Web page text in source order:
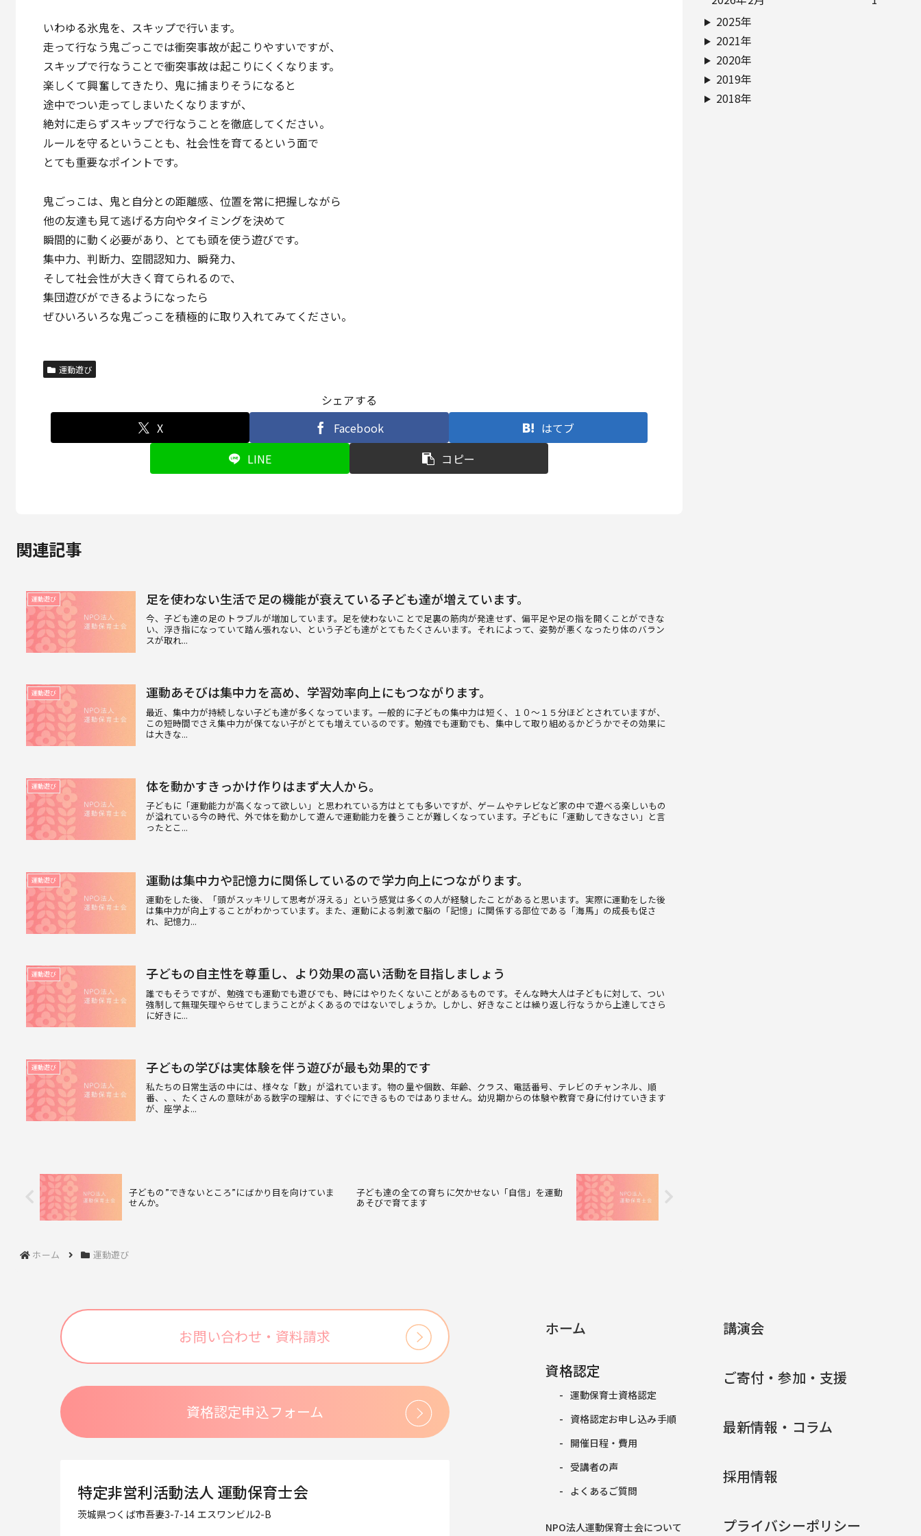
いわゆる氷鬼を、スキップで行います。
走って行なう鬼ごっこでは衝突事故が起こりやすいですが、
スキップで行なうことで衝突事故は起こりにくくなります。
楽しくて興奮してきたり、鬼に捕まりそうになると
途中でつい走ってしまいたくなりますが、
絶対に走らずスキップで行なうことを徹底してください。
ルールを守るということも、社会性を育てるという面で
とても重要なポイントです。
鬼ごっこは、鬼と自分との距離感、位置を常に把握しながら
他の友達も見て逃げる方向やタイミングを決めて
瞬間的に動く必要があり、とても頭を使う遊びです。
集中力、判断力、空間認知力、瞬発力、
そして社会性が大きく育てられるので、
集団遊びができるようになったら
ぜひいろいろな鬼ごっこを積極的に取り入れてみてください。
運動遊び
シェアする
X
Facebook
はてブ
LINE
コピー
関連記事
運動遊び 足を使わない生活で足の機能が衰えている子ども達が増えています。
今、子ども達の足のトラブルが増加しています。足を使わないことで足裏の筋肉が発達せず、偏平足や足の指を開くことができな
い、浮き指になっていて踏ん張れない、という子ども達がとてもたくさんいます。それによって、姿勢が悪くなったり体のバラン
スが取れ...
運動遊び 運動あそびは集中力を高め、学習効率向上にもつながります。
最近、集中力が持続しない子ども達が多くなっています。一般的に子どもの集中力は短く、１０～１５分ほどとされていますが、
この短時間でさえ集中力が保てない子がとても増えているのです。勉強でも運動でも、集中して取り組めるかどうかでその効果に
は大きな...
運動遊び 体を動かすきっかけ作りはまず大人から。
子どもに「運動能力が高くなって欲しい」と思われている方はとても多いですが、ゲームやテレビなど家の中で遊べる楽しいもの
が溢れている今の時代、外で体を動かして遊んで運動能力を養うことが難しくなっています。子どもに「運動してきなさい」と言
ったとこ...
運動遊び 運動は集中力や記憶力に関係しているので学力向上につながります。
運動をした後、「頭がスッキリして思考が冴える」という感覚は多くの人が経験したことがあると思います。実際に運動をした後
は集中力が向上することがわかっています。また、運動による刺激で脳の「記憶」に関係する部位である「海馬」の成長も促さ
れ、記憶力...
運動遊び 子どもの自主性を尊重し、より効果の高い活動を目指しましょう
誰でもそうですが、勉強でも運動でも遊びでも、時にはやりたくないことがあるものです。そんな時大人は子どもに対して、つい
強制して無理矢理やらせてしまうことがよくあるのではないでしょうか。しかし、好きなことは繰り返し行なうから上達してさら
に好きに...
運動遊び 子どもの学びは実体験を伴う遊びが最も効果的です
私たちの日常生活の中には、様々な「数」が溢れています。物の量や個数、年齢、クラス、電話番号、テレビのチャンネル、順
番、、、たくさんの意味がある数字の理解は、すぐにできるものではありません。幼児期からの体験や教育で身に付けていきます
が、座学よ...
子どもの”できないところ”にばかり目を向けていま
せんか。
子ども達の全ての育ちに欠かせない「自信」を運動
あそびで育てます
ホーム 運動遊び
2025年
2021年
2020年
2019年
2018年
お問い合わせ・資料請求
資格認定申込フォーム
特定非営利活動法人 運動保育士会
茨城県つくば市吾妻3-7-14 エスワンビル2-B
ホーム
資格認定
運動保育士資格認定
資格認定お申し込み手順
開催日程・費用
受講者の声
よくあるご質問
NPO法人運動保育士会について
講演会
ご寄付・参加・支援
最新情報・コラム
採用情報
プライバシーポリシー